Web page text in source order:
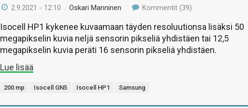
2.9.2021 - 12:10 /Oskari Manninen Kommentit (39)
Isocell HP1 kykenee kuvaamaan täyden resoluutionsa lisäksi 50
megapikselin kuvia neljä sensorin pikseliä yhdistäen tai 12,5
megapikselin kuvia peräti 16 sensorin pikseliä yhdistäen.
Lue lisää
200 mp Isocell GN5 Isocell HP1 Samsung